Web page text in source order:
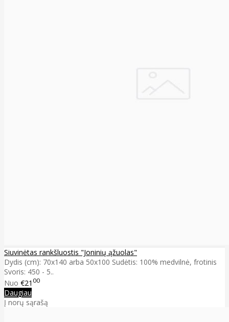
Siuvinėtas rankšluostis "Joninių ąžuolas"
Dydis (cm): 70x140 arba 50x100 Sudėtis: 100% medvilnė, frotinis
Svoris: 450 - 5..
Nuo €21 00
Daugiau
Į norų sąrašą